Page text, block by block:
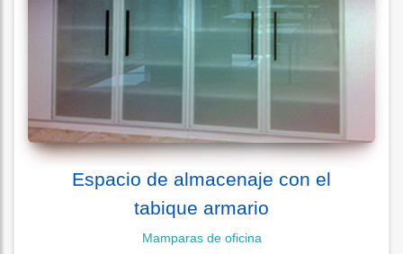
Espacio de almacenaje con el
tabique armario
Mamparas de oficina